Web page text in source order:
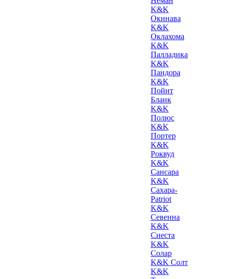
K&K
Окинава
K&K
Оклахома
K&K
Палладика
K&K
Пандора
K&K
Пойнт
Бланк
K&K
Полюс
K&K
Портер
K&K
Роквуд
K&K
Сансара
K&K
Сахара-
Patriot
K&K
Севенна
K&K
Сиеста
K&K
Солар
K&K Солт
K&K